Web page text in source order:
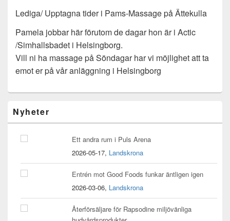
Lediga/ Upptagna tider i Pams-Massage på Ättekulla
Pamela jobbar här förutom de dagar hon är i Actic
/Simhallsbadet i Helsingborg.
Vill ni ha massage på Söndagar har vi möjlighet att ta
emot er på vår anläggning i Helsingborg
område
i
primär
sidomeny
Nyheter
Ett andra rum i Puls Arena
2026-05-17, Landskrona
Entrén mot Good Foods funkar äntligen igen
2026-03-06, Landskrona
Återförsäljare för Rapsodine miljövänliga